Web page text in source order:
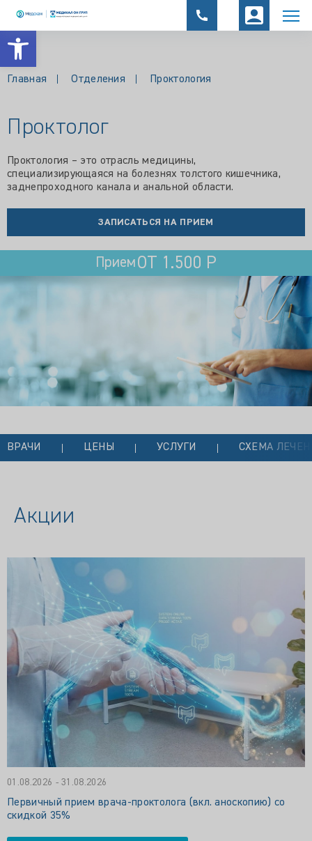
Открыть панель инструментов
Главная Отделения Проктология
Проктолог
Проктология – это отрасль медицины,
специализирующаяся на болезнях толстого кишечника,
заднепроходного канала и анальной области.
ЗАПИСАТЬСЯ НА ПРИЕМ
ПриемОТ 1.500 Р
ВРАЧИ ЦЕНЫ УСЛУГИ СХЕМА
Акции
01.08.2026 - 31.08.2026
Первичный прием врача-проктолога (вкл. аноскопию) со
скидкой 35%